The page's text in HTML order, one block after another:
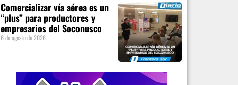
Comercializar vía aérea es un
“plus” para productores y
empresarios del Soconusco
6 de agosto de 2026